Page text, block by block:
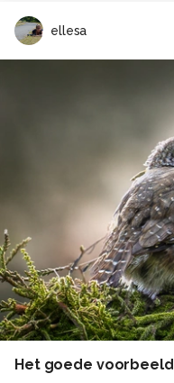
ellesa
Het goede voorbeeld